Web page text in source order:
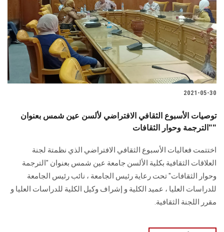
2021-05-30
توصيات الأسبوع الثقافي الافتراضي لألسن عين شمس بعنوان
"الترجمة وحوار الثقافات"
اختتمت فعاليات الأسبوع الثقافي الافتراضي الذي نظمتة لجنة
العلاقات الثقافية بكلية الألسن جامعة عين شمس بعنوان "الترجمة
وحوار الثقافات" تحت رعاية رئيس الجامعة ، نائب رئيس الجامعة
للدراسات العليا ، عميد الكلية و إشراف وكيل الكلية للدراسات العليا و
مقرر اللجنة الثقافية.